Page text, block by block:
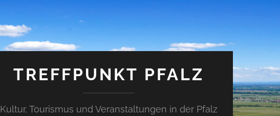
TREFFPUNKT PFALZ
Kultur, Tourismus und Veranstaltungen in der Pfalz